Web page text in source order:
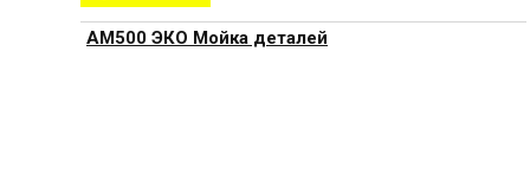
АМ500 ЭКО Мойка деталей